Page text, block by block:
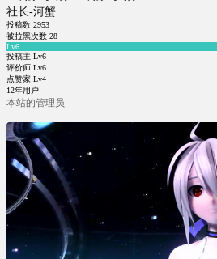
社长-河蟹
投稿数 2953
被拉黑次数 28
Lv6
投稿主 Lv6
评价师 Lv6
点赞家 Lv4
12年用户
本站的管理员